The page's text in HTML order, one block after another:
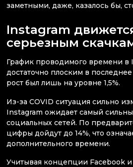
заметными, даже, казалось бы,
Instagram
серьезным
График проводимого времени в
достаточно плоским в
рост был лишь на уровне 1,5%.
Из-за COVID ситуация сильно
Instagram ожидает самый
социальных сетей. По
цифры дойдут до 14%, что
дополнительного времени.
Учитывая концепции Facebook и